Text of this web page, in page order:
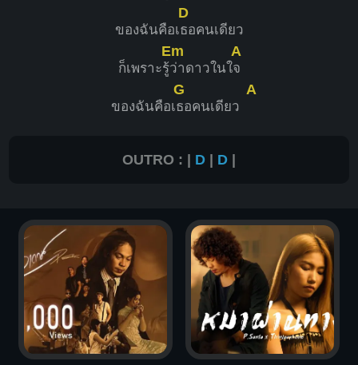
ของฉันคือเ
D
ธอคนเดียว
ก็เพราะรู้
Em
​ว่า​ดาว​ในใ
A
จ
ของฉันคือเ
G
ธอคนเดียว
A
OUTRO : | D | D |